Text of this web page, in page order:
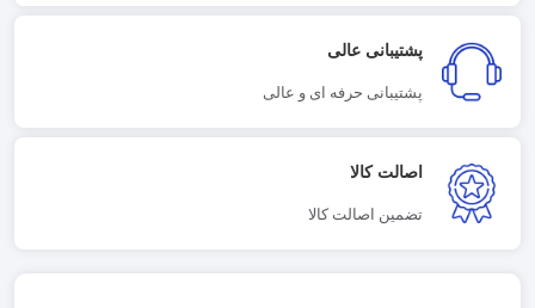
پشتیبانی عالی
پشتیبانی حرفه ای و عالی
اصالت کالا
تضمین اصالت کالا